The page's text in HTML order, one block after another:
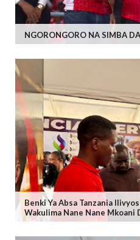
NGORONGORO NA SIMBA
Benki Ya Absa Tanzania
Wakulima Nane Nane Mkoani